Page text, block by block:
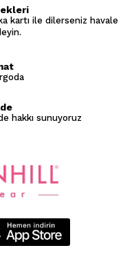
kartı ile dilerseniz havale
hakkı sunuyoruz